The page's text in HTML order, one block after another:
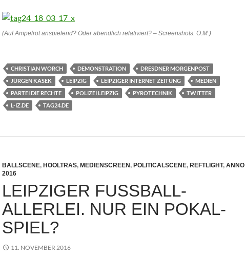
(Auf Ampelrot anspielend? Oder abendlich relativiert? – Screenshots: O.M.)
CHRISTIAN WORCH DEMONSTRATION
DRESDNER MORGENPOST
JÜRGEN KASEK
LEIPZIG LEIPZIGER INTERNET ZEITUNG
MEDIEN
PARTEI DIE RECHTE
POLIZEI LEIPZIG PYROTECHNIK
TWITTER
L-IZ.DE
TAG24.DE
BALLSCENE, HOOLTRAS, MEDIENSCREEN, POLITICALSCENE, REFTLIGHT, ANNO
2016
LEIPZIGER FUSSBALL-A
LLERLEI. NUR EIN POKAL-S
PIEL?
11. NOVEMBER 2016